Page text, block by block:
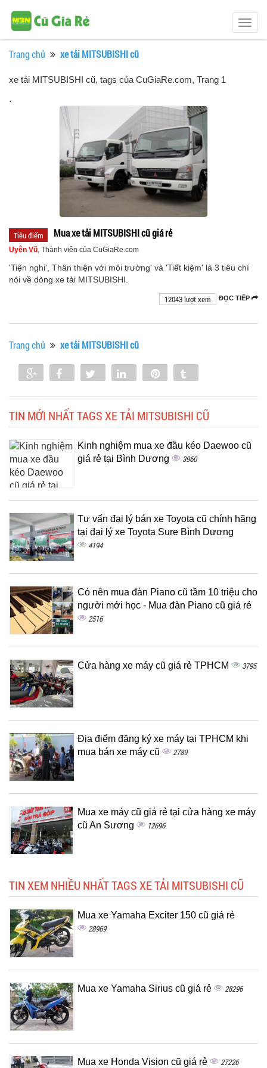
Trang chủ xe tải MITSUBISHI cũ
xe tải MITSUBISHI cũ, tags của CuGiaRe.com, Trang 1
.
Tiêu điểm Mua xe tải MITSUBISHI cũ giá rẻ
Uyên Vũ, Thành viên của CuGiaRe.com
'Tiện nghi', Thân thiện với môi trường' và 'Tiết kiệm' là 3 tiêu chí
nói về dòng xe tải MITSUBISHI.
ĐỌC TIẾP
12043 lượt xem
Trang chủ xe tải MITSUBISHI cũ
Share Share Tweet Share
TIN MỚI NHẤT TAGS XE TẢI MITSUBISHI CŨ
Kinh nghiệm mua xe đầu kéo Daewoo cũ
giá rẻ tại Bình Dương
3960
Tư vấn đại lý bán xe Toyota cũ chính hãng
tại đại lý xe Toyota Sure Bình Dương
4194
Có nên mua đàn Piano cũ tầm 10 triệu cho
người mới học - Mua đàn Piano cũ giá rẻ
2516
Cửa hàng xe máy cũ giá rẻ TPHCM 3795
Địa điểm đăng ký xe máy tại TPHCM khi
mua bán xe máy cũ
2789
Mua xe máy cũ giá rẻ tại cửa hàng xe máy
cũ An Sương
12696
TIN XEM NHIỀU NHẤT TAGS XE TẢI MITSUBISHI CŨ
Mua xe Yamaha Exciter 150 cũ giá rẻ
28969
Mua xe Yamaha Sirius cũ giá rẻ 28296
Mua xe Honda Vision cũ giá rẻ 27226